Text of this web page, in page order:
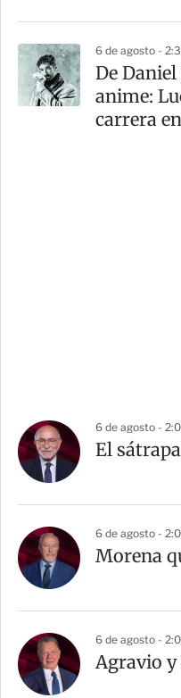
6 de agosto -
De
anime:
carrera
6 de agosto -
El
6 de agosto -
Morena
6 de agosto -
Agravio y